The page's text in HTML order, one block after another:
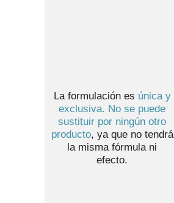
La formulación es única y
exclusiva. No se puede
sustituir por ningún otro
producto, ya que no tendrá
la misma fórmula ni
efecto.